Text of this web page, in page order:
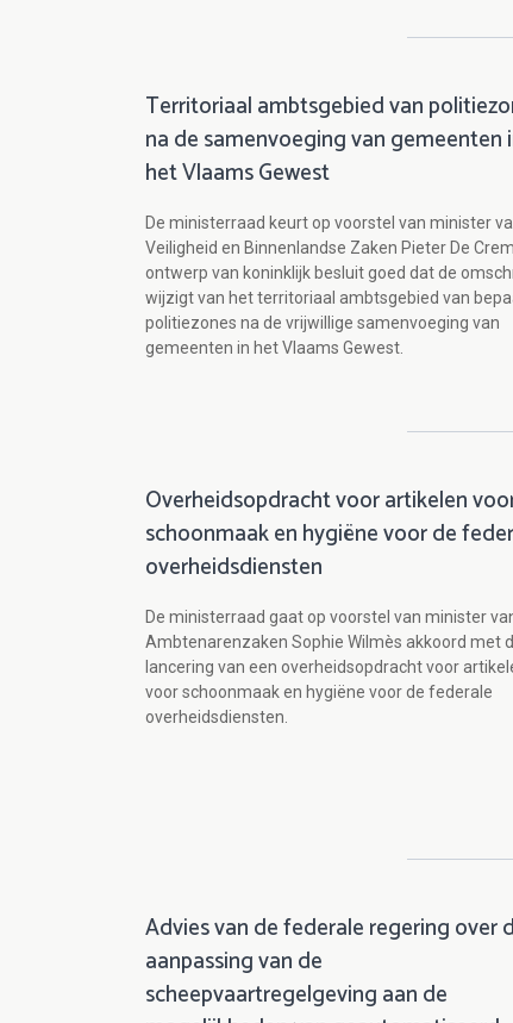
Territoriaal ambtsgebied van
na de samenvoeging van gemeenten
het Vlaams Gewest
De ministerraad keurt op voorstel van minister
Veiligheid en Binnenlandse Zaken Pieter De
ontwerp van koninklijk besluit goed dat de
wijzigt van het territoriaal ambtsgebied van
politiezones na de vrijwillige samenvoeging van
gemeenten in het Vlaams Gewest.
Overheidsopdracht voor artikelen
schoonmaak en hygiëne voor de
overheidsdiensten
De ministerraad gaat op voorstel van minister
Ambtenarenzaken Sophie Wilmès akkoord met
lancering van een overheidsopdracht voor
voor schoonmaak en hygiëne voor de federale
overheidsdiensten.
Advies van de federale regering over
aanpassing van de
scheepvaartregelgeving aan de